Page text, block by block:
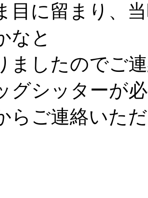
目に留まり、
なと
ましたのでご
グシッターが
らご連絡いた